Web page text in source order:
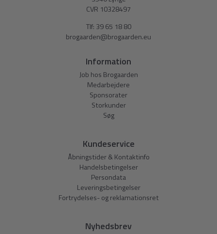
CVR 10328497
Tlf: 39 65 18 80
brogaarden@brogaarden.eu
Information
Job hos Brogaarden
Medarbejdere
Sponsorater
Storkunder
Søg
Kundeservice
Åbningstider & Kontaktinfo
Handelsbetingelser
Persondata
Leveringsbetingelser
Fortrydelses- og reklamationsret
Nyhedsbrev